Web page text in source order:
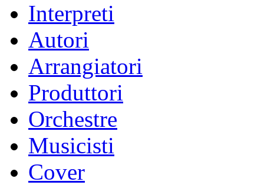
Interpreti
Autori
Arrangiatori
Produttori
Orchestre
Musicisti
Cover